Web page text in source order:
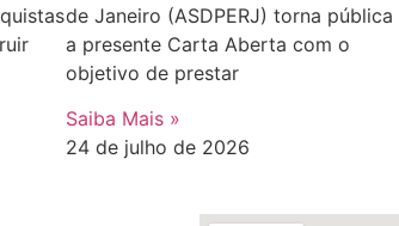
de Janeiro (ASDPERJ) torna pública
a presente Carta Aberta com o
objetivo de prestar
Saiba Mais »
24 de julho de 2026